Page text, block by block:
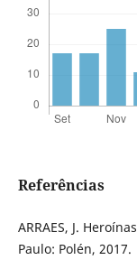
Referências
ARRAES, J.
Paulo: Polén, 2017.